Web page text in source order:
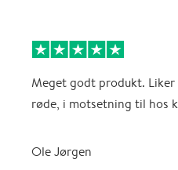
Meget godt produkt.
røde, i motsetning til hos
Ole Jørgen